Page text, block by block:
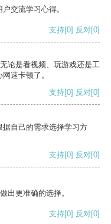
交流学习心得。
支持[0] 反对[0]
论是看视频、玩游戏还是工
速卡顿了。
支持[0] 反对[0]
自己的需求选择学习方
支持[0] 反对[0]
出更准确的选择。
支持[0] 反对[0]